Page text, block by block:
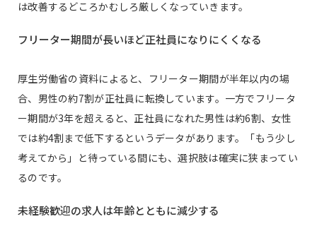
は改善するどころかむしろ厳しくなっていきます。
フリーター期間が長いほど正社員になりにくくなる
厚生労働省の資料によると、フリーター期間が半年以内の場
合、男性の約7割が正社員に転換しています。一方でフリータ
ー期間が3年を超えると、正社員になれた男性は約6割、女性
では約4割まで低下するというデータがあります。「もう少し
考えてから」と待っている間にも、選択肢は確実に狭まってい
るのです。
未経験歓迎の求人は年齢とともに減少する